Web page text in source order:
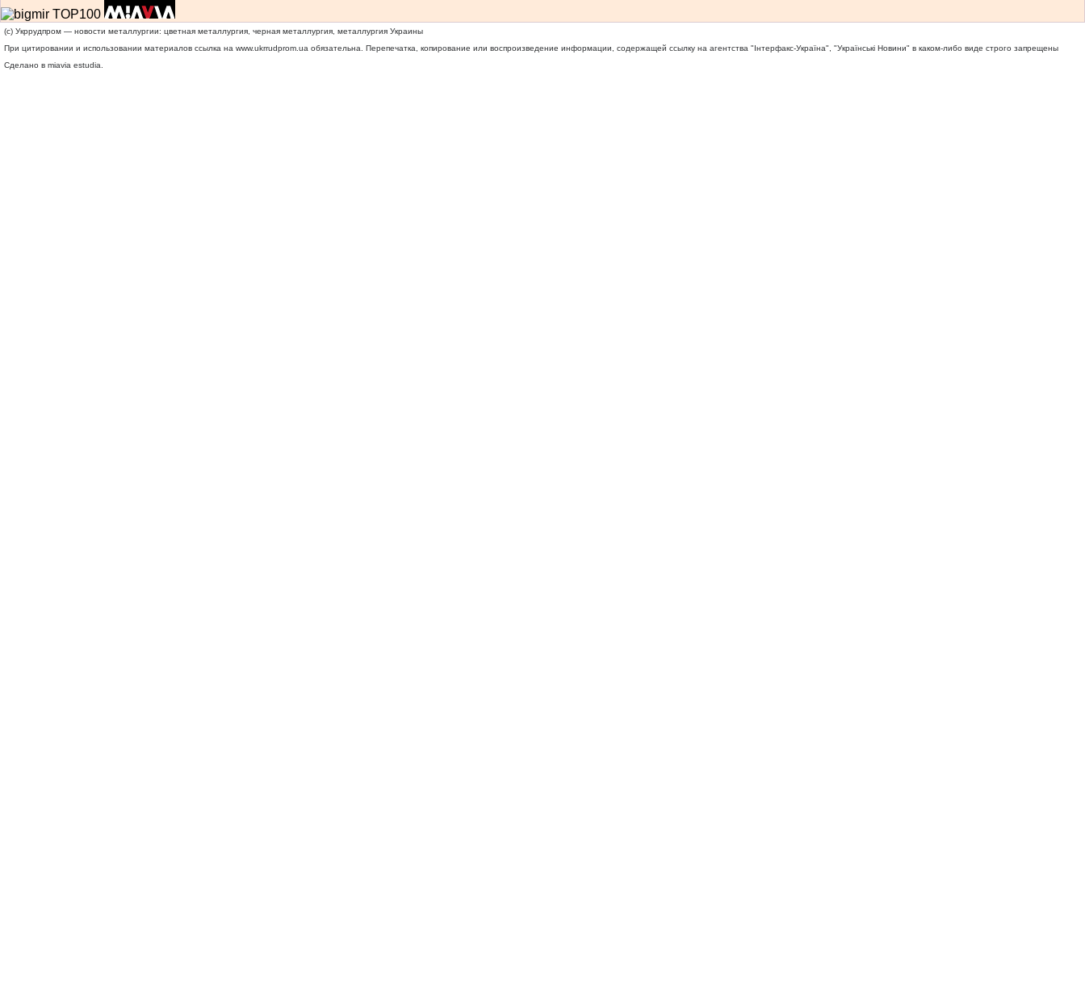
(c) Укррудпром — новости металлургии: цветная металлургия, черная металлургия, металлургия Украины
При цитировании и использовании материалов ссылка на www.ukrrudprom.ua обязательна. Перепечатка, копирование или воспроизведение информации, содержащей ссылку на агентства "Iнтерфакс-Україна", "Українськi Новини" в каком-либо виде строго запрещены
Сделано в miavia estudia.